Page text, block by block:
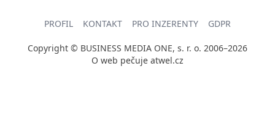
PROFIL KONTAKT PRO INZERENTY GDPR
Copyright © BUSINESS MEDIA ONE, s. r. o. 2006–2026